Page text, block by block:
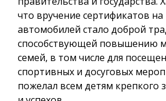
что вручение сертификатов
автомобилей стало доброй
способствующей повышению
семей, в том числе для
спортивных и досуговых
пожелал всем детям крепкого